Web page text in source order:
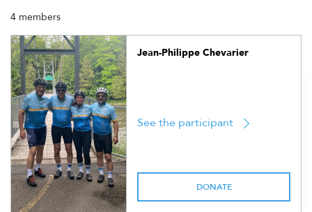
4 members
Jean-Philippe Chevarier
See the participant
DONATE